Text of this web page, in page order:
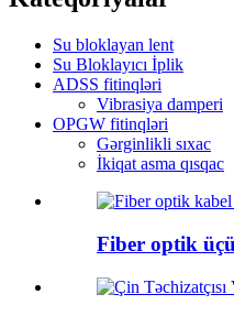
Su bloklayan lent
Su Bloklayıcı İplik
ADSS fitinqləri
Vibrasiya damperi
OPGW fitinqləri
Gərginlikli sıxac
İkiqat asma qısqac
Fiber optik